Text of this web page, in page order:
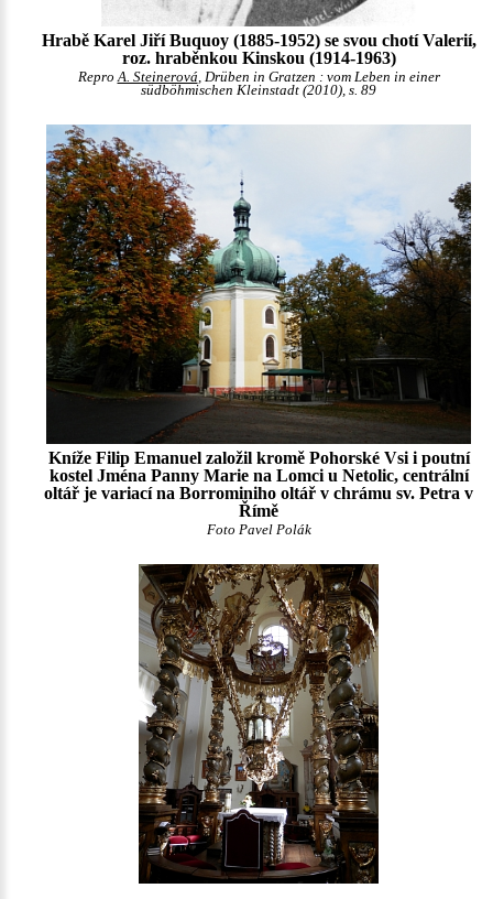
Hrabě Karel Jiří Buquoy (1885-1952) se svou chotí Valerií,
roz. hraběnkou Kinskou (1914-1963)
ReproA. Steinerová, Drüben in Gratzen : vom Leben in einer
südböhmischen Kleinstadt (2010), s. 89
Kníže Filip Emanuel založil kromě Pohorské Vsi i poutní
kostel Jména Panny Marie na Lomci u Netolic, centrální
oltář je variací na Borrominiho oltář v chrámu sv. Petra v
Římě
Foto Pavel Polák